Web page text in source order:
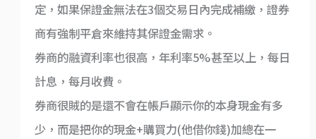
定，如果保證金無法在3個交易日內完成補繳，證券
商有強制平倉來維持其保證金需求。
券商的融資利率也很高，年利率5%甚至以上，每日
計息，每月收費。
券商很賊的是還不會在帳戶顯示你的本身現金有多
少，而是把你的現金+購買力(他借你錢)加總在一